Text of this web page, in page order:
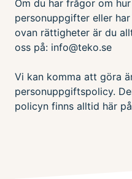
Om du har frågor om
personuppgifter eller
ovan rättigheter är du
oss på: info@teko.se
Vi kan komma att göra
personuppgiftspolicy.
policyn finns alltid här